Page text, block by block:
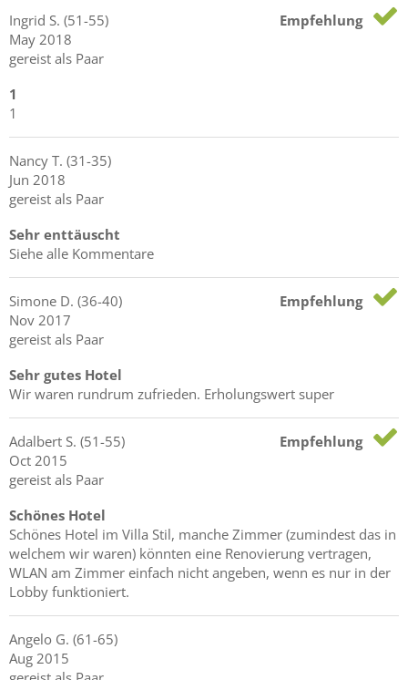
Ingrid S. (51-55)
May 2018
gereist als Paar
Empfehlung
1
1
Nancy T. (31-35)
Jun 2018
gereist als Paar
Sehr enttäuscht
Siehe alle Kommentare
Simone D. (36-40)
Nov 2017
gereist als Paar
Empfehlung
Sehr gutes Hotel
Wir waren rundrum zufrieden. Erholungswert super
Adalbert S. (51-55)
Oct 2015
gereist als Paar
Empfehlung
Schönes Hotel
Schönes Hotel im Villa Stil, manche Zimmer (zumindest das in
welchem wir waren) könnten eine Renovierung vertragen,
WLAN am Zimmer einfach nicht angeben, wenn es nur in der
Lobby funktioniert.
Angelo G. (61-65)
Aug 2015